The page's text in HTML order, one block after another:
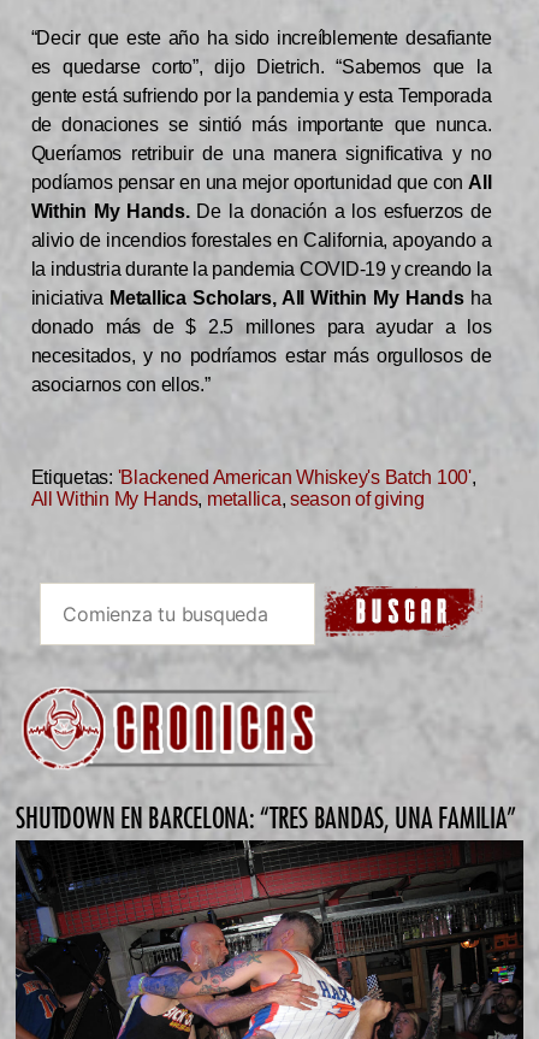
“Decir que este año ha sido increíblemente desafiante
es quedarse corto”, dijo Dietrich. “Sabemos que la
gente está sufriendo por la pandemia y esta Temporada
de donaciones se sintió más importante que nunca.
Queríamos retribuir de una manera significativa y no
podíamos pensar en una mejor oportunidad que conAll
Within My Hands.De la donación a los esfuerzos de
alivio de incendios forestales en California, apoyando a
la industria durante la pandemia COVID-19 y creando la
iniciativa Metallica Scholars, All Within My Handsha
donado más de $ 2.5 millones para ayudar a los
necesitados, y no podríamos estar más orgullosos de
asociarnos con ellos.”
Etiquetas: 'Blackened American Whiskey's Batch 100',
All Within My Hands, metallica, season of giving
SHUTDOWN EN BARCELONA: “TRES BANDAS, UNA FAMILIA”